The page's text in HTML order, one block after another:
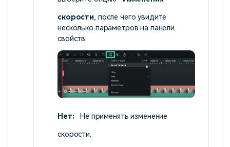
скорости, после чего увидите
несколько параметров на панели
свойств:
Нет: Не применять изменение
скорости.